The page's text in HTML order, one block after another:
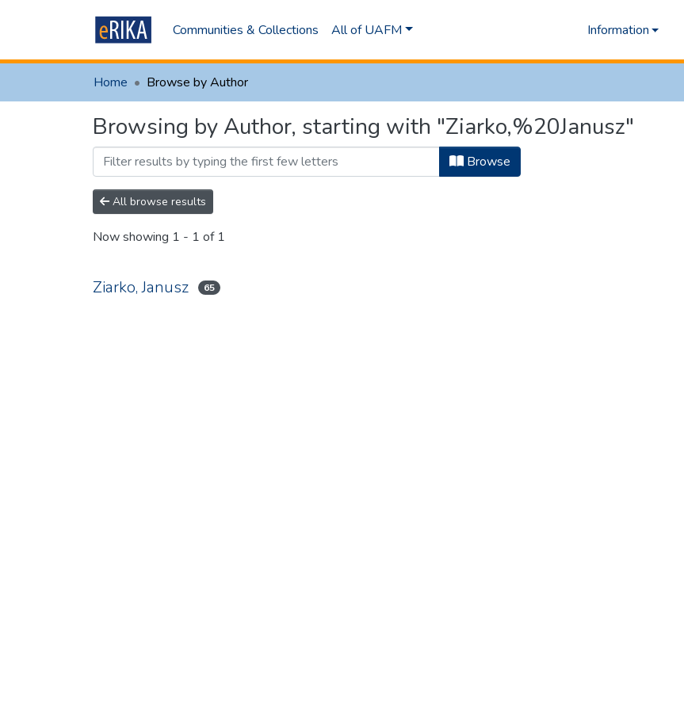
Communities & Collections All of UAFM Information
Home Browse by Author
Browsing by Author, starting with "Ziarko,%20Janusz"
Browse
All browse results
Now showing 1 - 1 of 1
Ziarko, Janusz 65